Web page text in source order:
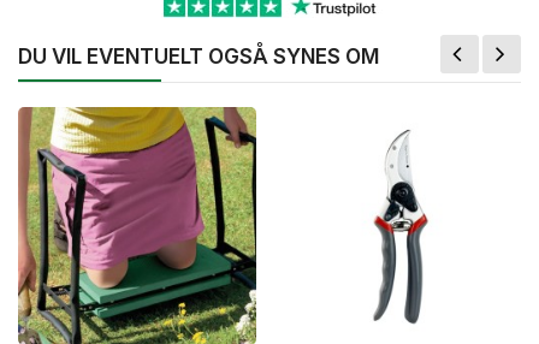
DU VIL EVENTUELT OGSÅ SYNES OM